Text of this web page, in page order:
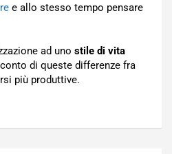
e allo stesso tempo pensare
ad uno stile di vita
di queste differenze fra
più produttive.